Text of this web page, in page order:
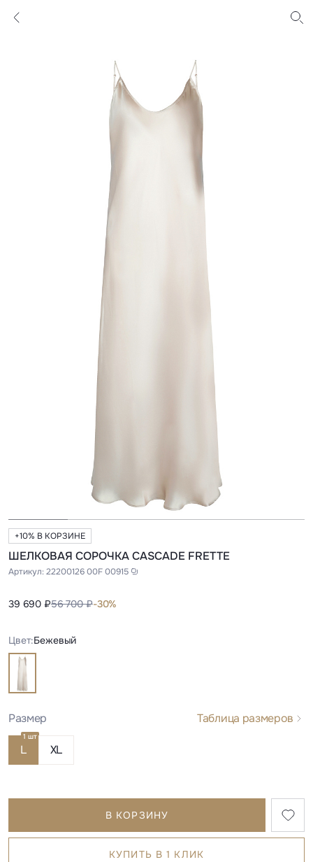
+10% В КОРЗИНЕ
ШЕЛКОВАЯ СОРОЧКА CASCADE FRETTE
Артикул: 22200126 00F 00915
39 690 ₽56 700 ₽-30%
Цвет:Бежевый
Размер Таблица размеров
L
1 шт
XL
В КОРЗИНУ
КУПИТЬ В 1 КЛИК